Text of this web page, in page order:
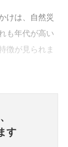
けは、自然災
も年代が高い
徴が見られま
す